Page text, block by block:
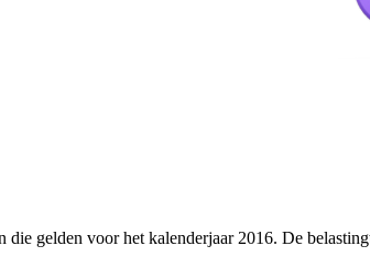
gelden voor het kalenderjaar 2016. De